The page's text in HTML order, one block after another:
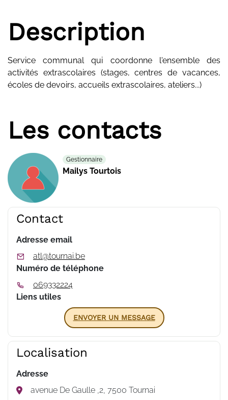
Description
Service communal qui coordonne l'ensemble des
activités extrascolaires (stages, centres de vacances,
écoles de devoirs, accueils extrascolaires, ateliers...)
Les contacts
Gestionnaire
Mailys Tourtois
Contact
Adresse email
atl@tournai.be
Numéro de téléphone
069332224
Liens utiles
ENVOYER UN MESSAGE
Localisation
Adresse
avenue De Gaulle ,2, 7500 Tournai